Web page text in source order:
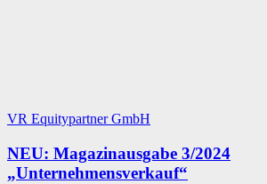
VR Equitypartner GmbH
NEU: Magazinausgabe 3/2024
„Unternehmensverkauf“